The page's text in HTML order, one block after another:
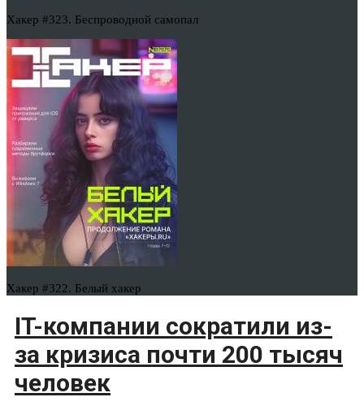
Хакер #323. Беспроводной самопал
Хакер #322. Белый хакер
IT-компании сократили из-
за кризиса почти 200 тысяч
человек